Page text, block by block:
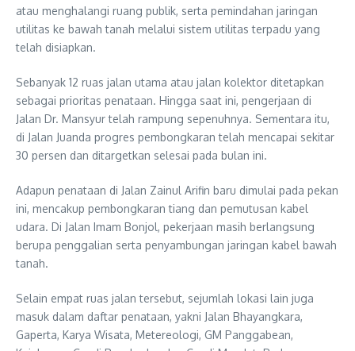
atau menghalangi ruang publik, serta pemindahan jaringan
utilitas ke bawah tanah melalui sistem utilitas terpadu yang
telah disiapkan.
Sebanyak 12 ruas jalan utama atau jalan kolektor ditetapkan
sebagai prioritas penataan. Hingga saat ini, pengerjaan di
Jalan Dr. Mansyur telah rampung sepenuhnya. Sementara itu,
di Jalan Juanda progres pembongkaran telah mencapai sekitar
30 persen dan ditargetkan selesai pada bulan ini.
Adapun penataan di Jalan Zainul Arifin baru dimulai pada pekan
ini, mencakup pembongkaran tiang dan pemutusan kabel
udara. Di Jalan Imam Bonjol, pekerjaan masih berlangsung
berupa penggalian serta penyambungan jaringan kabel bawah
tanah.
Selain empat ruas jalan tersebut, sejumlah lokasi lain juga
masuk dalam daftar penataan, yakni Jalan Bhayangkara,
Gaperta, Karya Wisata, Metereologi, GM Panggabean,